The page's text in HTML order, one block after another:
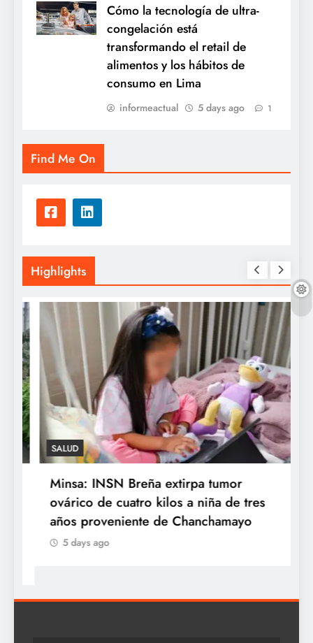
Cómo la tecnología de ultra-
congelación está
transformando el retail de
alimentos y los hábitos de
consumo en Lima
informeactual 5 days ago 1
Find Me On
Highlights
SALUD
Minsa: INSN Breña extirpa tumor
ovárico de cuatro kilos a niña de tres
años proveniente de Chanchamayo
5 days ago